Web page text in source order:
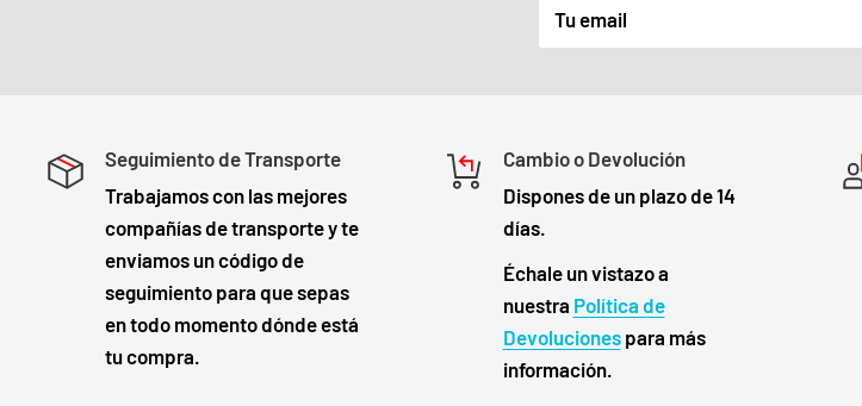
Tu email
Seguimiento de Transporte
Trabajamos con las mejores
compañías de transporte y te
enviamos un código de
seguimiento para que sepas
en todo momento dónde está
tu compra.
Cambio o Devolución
Dispones de un plazo de 14
días.
Échale un vistazo a
nuestra Política de
Devolucionespara más
información.